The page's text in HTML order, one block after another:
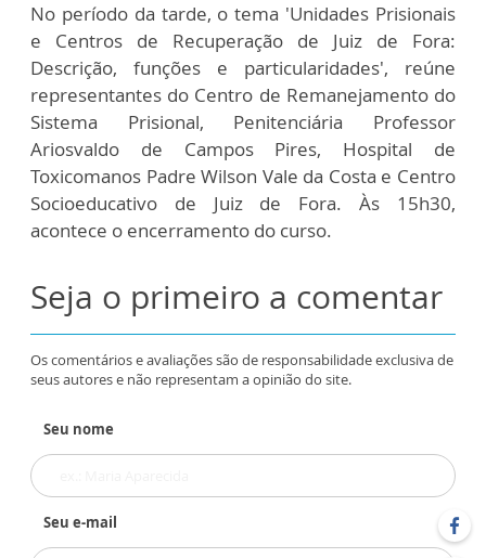
No período da tarde, o tema 'Unidades Prisionais
e Centros de Recuperação de Juiz de Fora:
Descrição, funções e particularidades', reúne
representantes do Centro de Remanejamento do
Sistema Prisional, Penitenciária Professor
Ariosvaldo de Campos Pires, Hospital de
Toxicomanos Padre Wilson Vale da Costa e Centro
Socioeducativo de Juiz de Fora. Às 15h30,
acontece o encerramento do curso.
Seja o primeiro a comentar
Os comentários e avaliações são de responsabilidade exclusiva de
seus autores e não representam a opinião do site.
Seu nome
Seu e-mail